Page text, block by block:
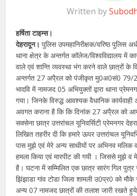
Written by
हर्षिता टाइम्स।
देहरादून। पुलिस उपमहानिरीक्षक/वरिष्ठ पुलिस
थाना क्षेत्र के अन्तर्गत कॉलेज/विश्वविद्यालय में
वाले एवं शान्ति व्यवस्था भंग करने वाले छात्रों के
अन्तर्गत 27 अपै्रल को पंजीकृत मु0अ0सं0 79/
भादवि में नामजद 05 अभियुक्तों द्वारा थाना
गया। जिनके विरुद्ध आवश्यक वैधानिक कार्यवाही
अवगत कराना है कि कि दिनांक 27 अपै्रल को
सक्सेना छात्र उत्तरांचल यूनिवर्सिटी प्रेमनगर
लिखित तहरीर दी कि हमारे ऊपर उत्तरांचल
पास मुझे एवं मेरे अन्य साथीयों पर अभिनव मलिक व
हमला किया एवं मारपीट की गयी । जिससे मुझे व
है। घटना में सम्मिलित एक छात्र सारंग गिल पुत्र
झिंझाडा गांव टोडा जिला शामली उ0प्र0 को मौके
अन्य 07 नामजद छात्रों की तलाश जारी रखते हुये